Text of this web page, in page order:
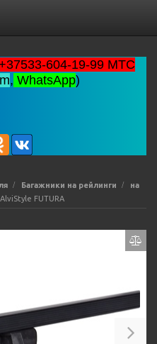
604-19-99 MTC
, WhatsApp)
Багажники на рейлинги
на
FUTURA